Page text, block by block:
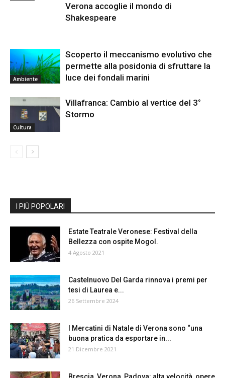
Verona accoglie il mondo di
Shakespeare
Ambiente
Scoperto il meccanismo evolutivo che
permette alla posidonia di sfruttare la
luce dei fondali marini
Cultura
Villafranca: Cambio al vertice del 3°
Stormo
I PIÙ POPOLARI
Estate Teatrale Veronese: Festival della
Bellezza con ospite Mogol.
4 Agosto 2021
Castelnuovo Del Garda rinnova i premi per
tesi di Laurea e...
26 Settembre 2024
I Mercatini di Natale di Verona sono “una
buona pratica da esportare in...
21 Dicembre 2021